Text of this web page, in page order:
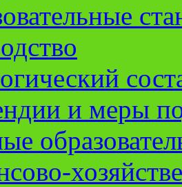
и меры